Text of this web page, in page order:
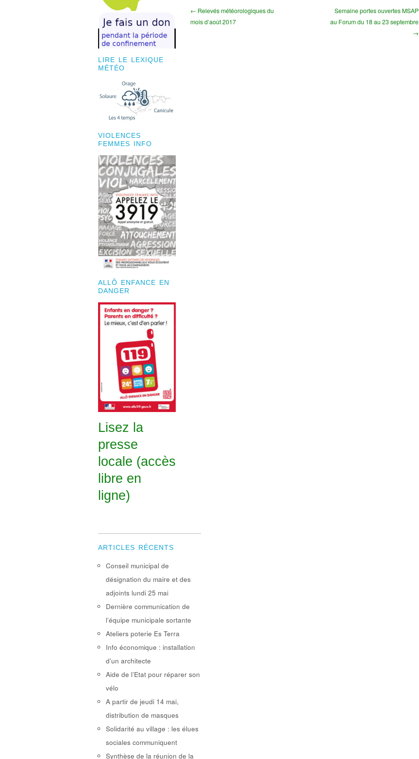
LIRE LE LEXIQUE
MÉTÉO
VIOLENCES
FEMMES INFO
ALLÔ ENFANCE EN
DANGER
Lisez la
presse
locale (accès
libre en
ligne)
← Relevés météorologiques du
mois d’août 2017
Semaine portes ouvertes MSAP
au Forum du 18 au 23 septembre
→
ARTICLES RÉCENTS
Conseil municipal de
désignation du maire et des
adjoints lundi 25 mai
Dernière communication de
l’équipe municipale sortante
Ateliers poterie Es Terra
Info économique : installation
d’un architecte
Aide de l’Etat pour réparer son
vélo
A partir de jeudi 14 mai,
distribution de masques
Solidarité au village : les élues
sociales communiquent
Synthèse de la réunion de la